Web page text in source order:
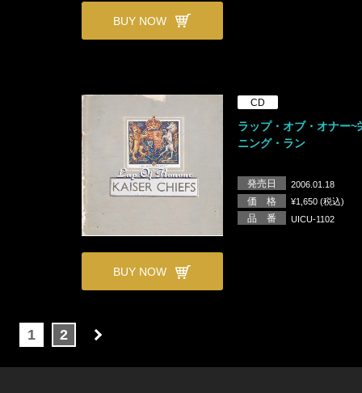
BUY NOW
BUY NOW
CD
ラップ・オブ・オナー~
ニング・ラン
発売日 2006.01.18
価 格 ¥1,650 (税込)
品 番 UICU-1102
1 2